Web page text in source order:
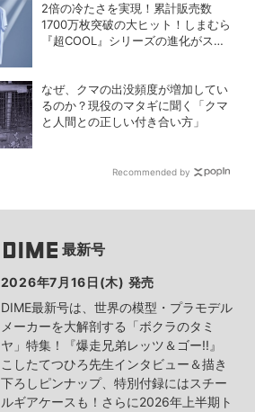
2倍の冷たさを実現！累計販売数
1700万枚突破の大ヒット！しまむら
『超COOL』シリーズの進化がスゴ
なぜ、クマの出没頻度が増加してい
るのか？現役のマタギに聞く「クマ
と人間との正しい付き合い方」
Recommended by
最新号
2026年7月16日(木) 発売
DIME最新号は、世界の模型・プラモデル
メーカーを大解剖する「ボクラのタミ
ヤ」特集！『爆走兄弟レッツ＆ゴー!!』
こしたてつひろ先生インタビュー＆描き
下ろしピンナップ、特別付録にはスチー
ルギアケースも！さらに2026年上半期ト